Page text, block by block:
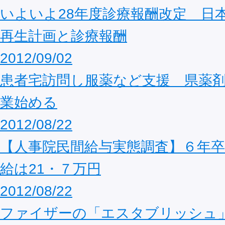
いよいよ28年度診療報酬改定 日
再生計画と診療報酬
2012/09/02
患者宅訪問し服薬など支援 県薬
業始める
2012/08/22
【人事院民間給与実態調査】６年
給は21・７万円
2012/08/22
ファイザーの「エスタブリッシュ